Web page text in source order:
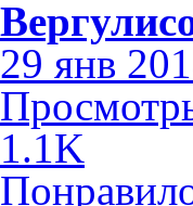
29 янв
1.1K